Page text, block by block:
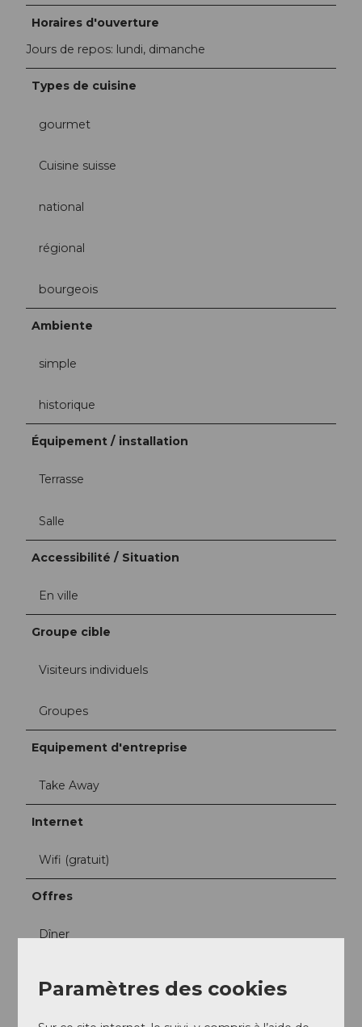
Horaires d'ouverture
Jours de repos: lundi, dimanche
Types de cuisine
gourmet
Cuisine suisse
national
régional
bourgeois
Ambiente
simple
historique
Équipement / installation
Terrasse
Salle
Accessibilité / Situation
En ville
Groupe cible
Visiteurs individuels
Groupes
Equipement d'entreprise
Take Away
Internet
Wifi (gratuit)
Offres
Dîner
Paramètres des cookies